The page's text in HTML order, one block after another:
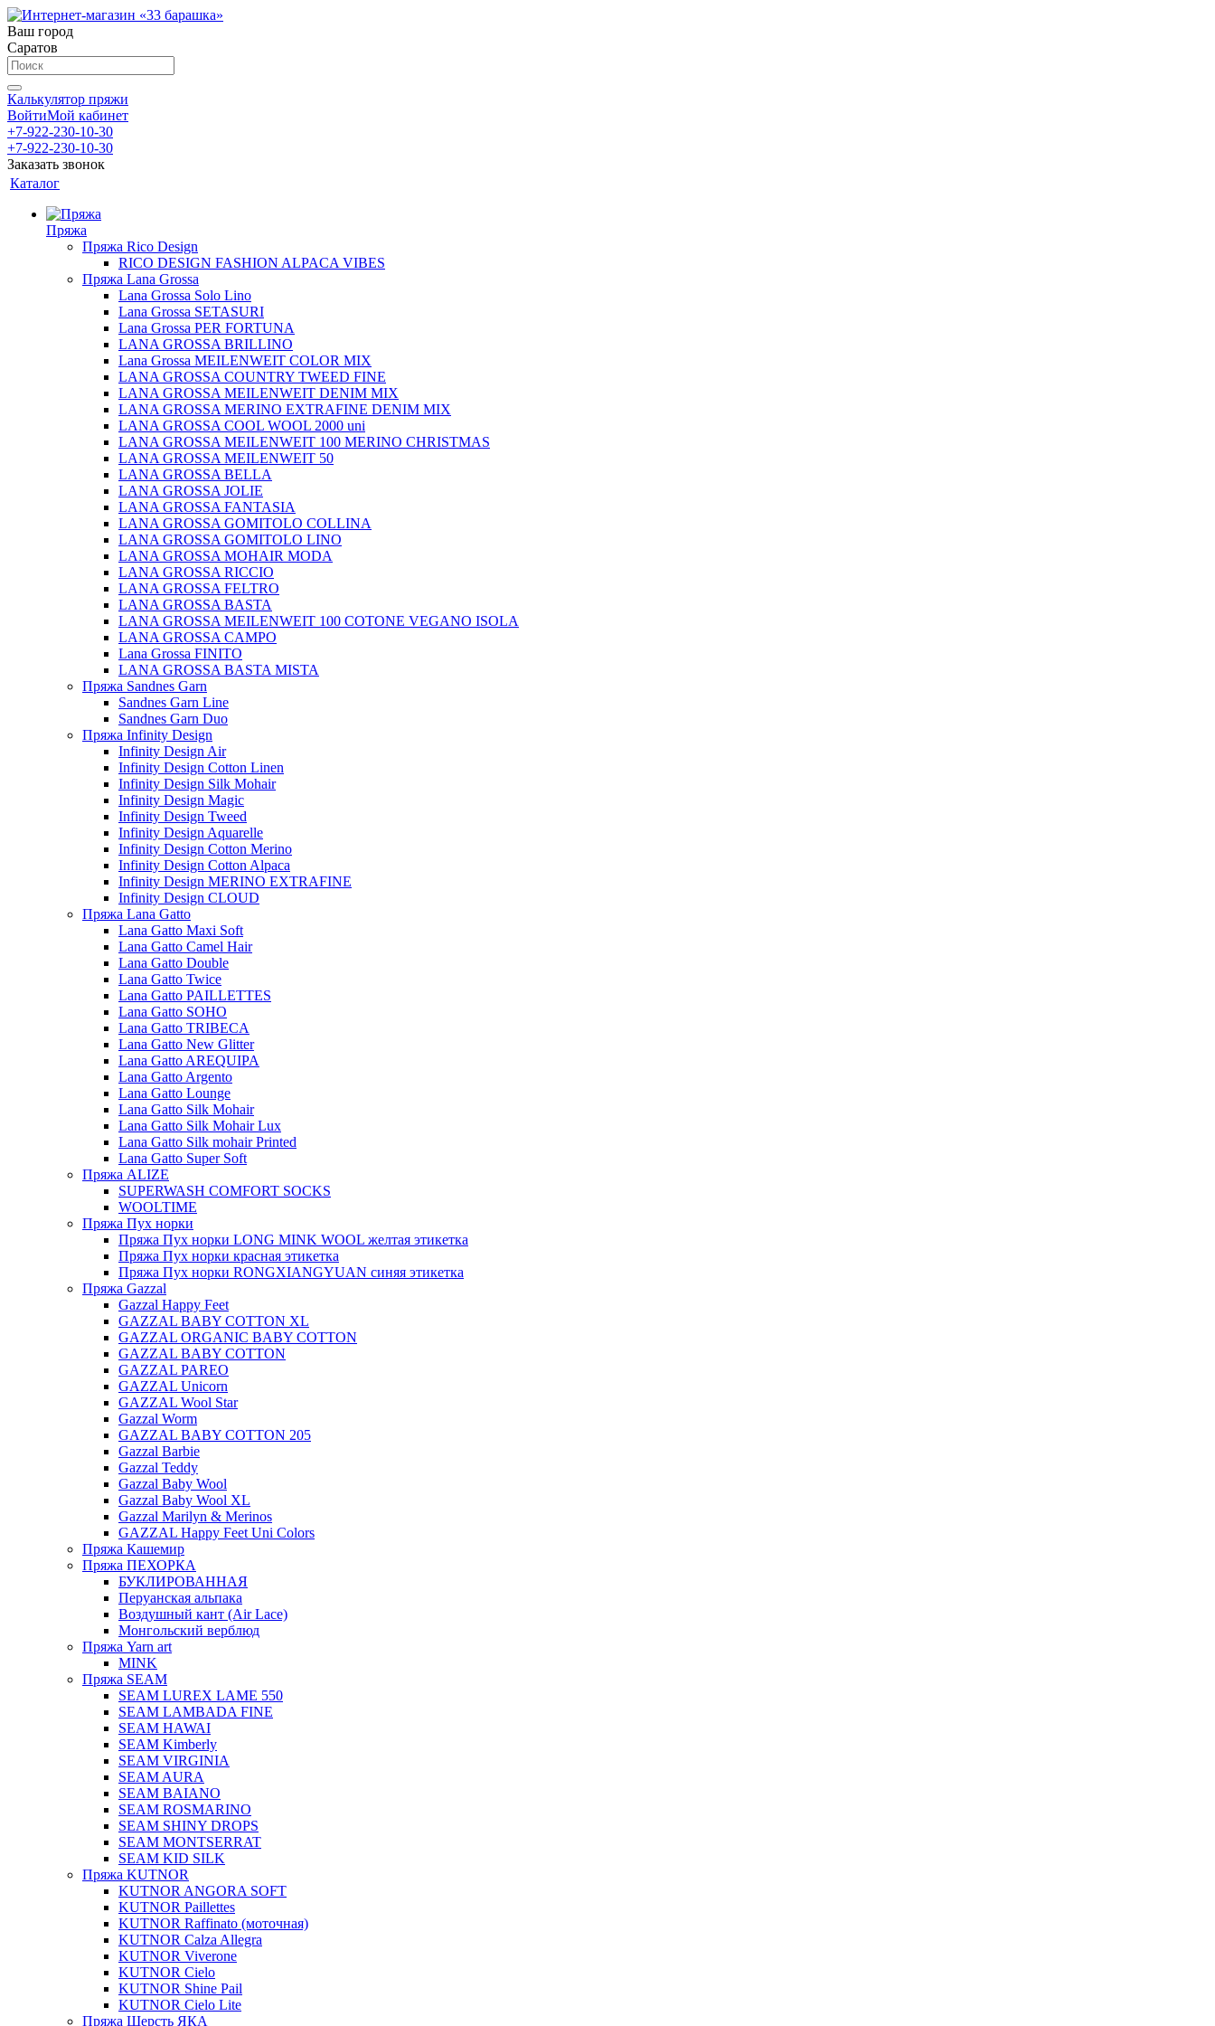
Ваш город
Саратов
Калькулятор пряжи
ВойтиМой кабинет
+7-922-230-10-30
+7-922-230-10-30
Заказать звонок
Каталог
Пряжа
Пряжа Rico Design
RICO DESIGN FASHION ALPACA VIBES
Пряжа Lana Grossa
Lana Grossa Solo Lino
Lana Grossa SETASURI
Lana Grossa PER FORTUNA
LANA GROSSA BRILLINO
Lana Grossa MEILENWEIT COLOR MIX
LANA GROSSA COUNTRY TWEED FINE
LANA GROSSA MEILENWEIT DENIM MIX
LANA GROSSA MERINO EXTRAFINE DENIM MIX
LANA GROSSA COOL WOOL 2000 uni
LANA GROSSA MEILENWEIT 100 MERINO CHRISTMAS
LANA GROSSA MEILENWEIT 50
LANA GROSSA BELLA
LANA GROSSA JOLIE
LANA GROSSA FANTASIA
LANA GROSSA GOMITOLO COLLINA
LANA GROSSA GOMITOLO LINO
LANA GROSSA MOHAIR MODA
LANA GROSSA RICCIO
LANA GROSSA FELTRO
LANA GROSSA BASTA
LANA GROSSA MEILENWEIT 100 COTONE VEGANO ISOLA
LANA GROSSA CAMPO
Lana Grossa FINITO
LANA GROSSA BASTA MISTA
Пряжа Sandnes Garn
Sandnes Garn Line
Sandnes Garn Duo
Пряжа Infinity Design
Infinity Design Air
Infinity Design Cotton Linen
Infinity Design Silk Mohair
Infinity Design Magic
Infinity Design Tweed
Infinity Design Aquarelle
Infinity Design Cotton Merino
Infinity Design Cotton Alpaca
Infinity Design MERINO EXTRAFINE
Infinity Design CLOUD
Пряжа Lana Gatto
Lana Gatto Maxi Soft
Lana Gatto Camel Hair
Lana Gatto Double
Lana Gatto Twice
Lana Gatto PAILLETTES
Lana Gatto SOHO
Lana Gatto TRIBECA
Lana Gatto New Glitter
Lana Gatto AREQUIPA
Lana Gatto Argento
Lana Gatto Lounge
Lana Gatto Silk Mohair
Lana Gatto Silk Mohair Lux
Lana Gatto Silk mohair Printed
Lana Gatto Super Soft
Пряжа ALIZE
SUPERWASH COMFORT SOCKS
WOOLTIME
Пряжа Пух норки
Пряжа Пух норки LONG MINK WOOL желтая этикетка
Пряжа Пух норки красная этикетка
Пряжа Пух норки RONGXIANGYUAN синяя этикетка
Пряжа Gazzal
Gazzal Happy Feet
GAZZAL BABY COTTON XL
GAZZAL ORGANIC BABY COTTON
GAZZAL BABY COTTON
GAZZAL PAREO
GAZZAL Unicorn
GAZZAL Wool Star
Gazzal Worm
GAZZAL BABY COTTON 205
Gazzal Barbie
Gazzal Teddy
Gazzal Baby Wool
Gazzal Baby Wool XL
Gazzal Marilyn & Merinos
GAZZAL Happy Feet Uni Colors
Пряжа Кашемир
Пряжа ПЕХОРКА
БУКЛИРОВАННАЯ
Перуанская альпака
Воздушный кант (Air Lace)
Монгольский верблюд
Пряжа Yarn art
MINK
Пряжа SEAM
SEAM LUREX LAME 550
SEAM LAMBADA FINE
SEAM HAWAI
SEAM Kimberly
SEAM VIRGINIA
SEAM AURA
SEAM BAIANO
SEAM ROSMARINO
SEAM SHINY DROPS
SEAM MONTSERRAT
SEAM KID SILK
Пряжа KUTNOR
KUTNOR ANGORA SOFT
KUTNOR Paillettes
KUTNOR Raffinato (моточная)
KUTNOR Calza Allegra
KUTNOR Viverone
KUTNOR Cielo
KUTNOR Shine Pail
KUTNOR Cielo Lite
Пряжа Шерсть ЯКА